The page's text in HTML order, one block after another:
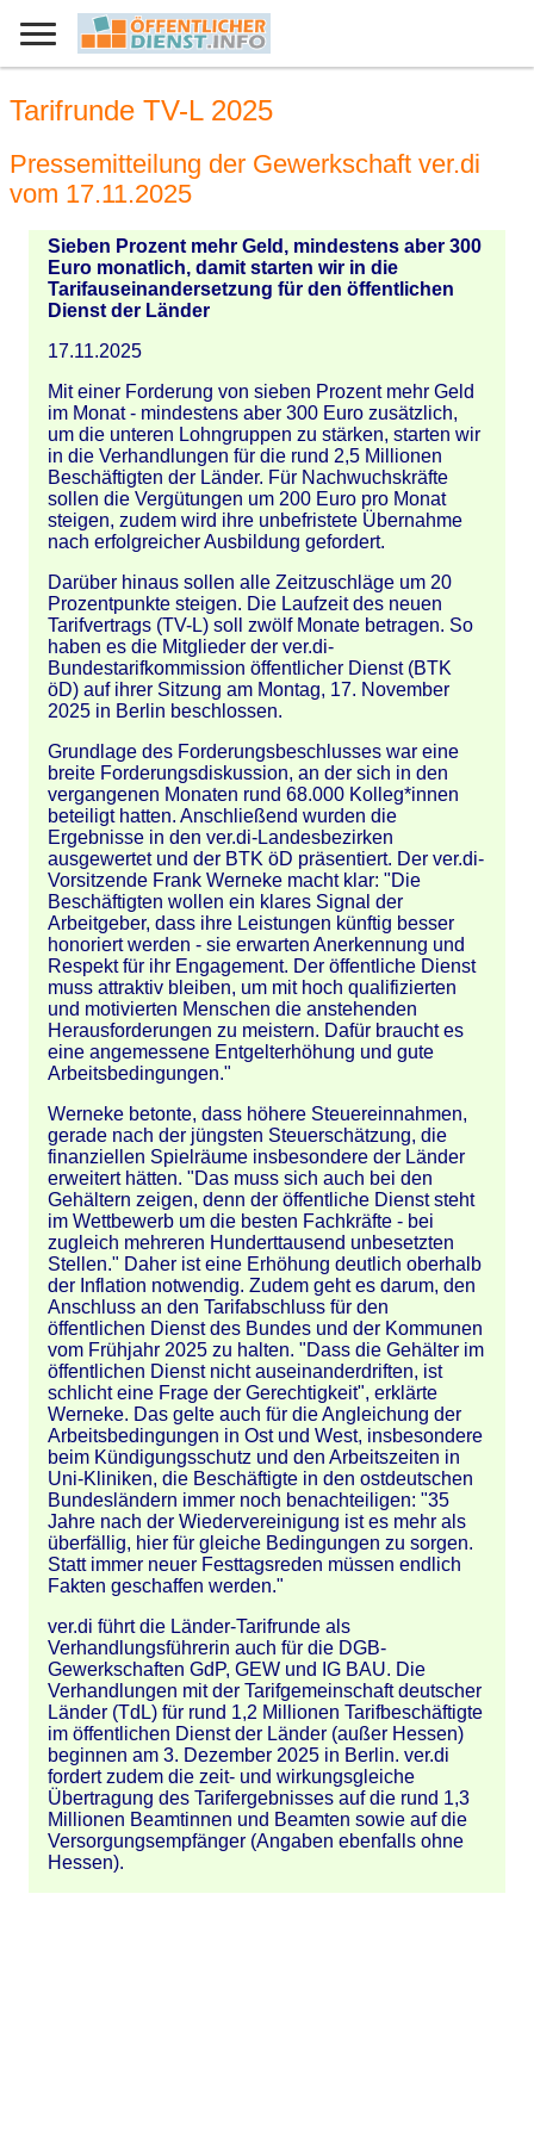
Tarifrunde TV-L 2025
Pressemitteilung der Gewerkschaft ver.di
vom 17.11.2025
Sieben Prozent mehr Geld, mindestens aber 300
Euro monatlich, damit starten wir in die
Tarifauseinandersetzung für den öffentlichen
Dienst der Länder
17.11.2025
Mit einer Forderung von sieben Prozent mehr Geld
im Monat - mindestens aber 300 Euro zusätzlich,
um die unteren Lohngruppen zu stärken, starten wir
in die Verhandlungen für die rund 2,5 Millionen
Beschäftigten der Länder. Für Nachwuchskräfte
sollen die Vergütungen um 200 Euro pro Monat
steigen, zudem wird ihre unbefristete Übernahme
nach erfolgreicher Ausbildung gefordert.
Darüber hinaus sollen alle Zeitzuschläge um 20
Prozentpunkte steigen. Die Laufzeit des neuen
Tarifvertrags (TV-L) soll zwölf Monate betragen. So
haben es die Mitglieder der ver.di-
Bundestarifkommission öffentlicher Dienst (BTK
öD) auf ihrer Sitzung am Montag, 17. November
2025 in Berlin beschlossen.
Grundlage des Forderungsbeschlusses war eine
breite Forderungsdiskussion, an der sich in den
vergangenen Monaten rund 68.000 Kolleg*innen
beteiligt hatten. Anschließend wurden die
Ergebnisse in den ver.di-Landesbezirken
ausgewertet und der BTK öD präsentiert. Der ver.di-
Vorsitzende Frank Werneke macht klar: "Die
Beschäftigten wollen ein klares Signal der
Arbeitgeber, dass ihre Leistungen künftig besser
honoriert werden - sie erwarten Anerkennung und
Respekt für ihr Engagement. Der öffentliche Dienst
muss attraktiv bleiben, um mit hoch qualifizierten
und motivierten Menschen die anstehenden
Herausforderungen zu meistern. Dafür braucht es
eine angemessene Entgelterhöhung und gute
Arbeitsbedingungen."
Werneke betonte, dass höhere Steuereinnahmen,
gerade nach der jüngsten Steuerschätzung, die
finanziellen Spielräume insbesondere der Länder
erweitert hätten. "Das muss sich auch bei den
Gehältern zeigen, denn der öffentliche Dienst steht
im Wettbewerb um die besten Fachkräfte - bei
zugleich mehreren Hunderttausend unbesetzten
Stellen." Daher ist eine Erhöhung deutlich oberhalb
der Inflation notwendig. Zudem geht es darum, den
Anschluss an den Tarifabschluss für den
öffentlichen Dienst des Bundes und der Kommunen
vom Frühjahr 2025 zu halten. "Dass die Gehälter im
öffentlichen Dienst nicht auseinanderdriften, ist
schlicht eine Frage der Gerechtigkeit", erklärte
Werneke. Das gelte auch für die Angleichung der
Arbeitsbedingungen in Ost und West, insbesondere
beim Kündigungsschutz und den Arbeitszeiten in
Uni-Kliniken, die Beschäftigte in den ostdeutschen
Bundesländern immer noch benachteiligen: "35
Jahre nach der Wiedervereinigung ist es mehr als
überfällig, hier für gleiche Bedingungen zu sorgen.
Statt immer neuer Festtagsreden müssen endlich
Fakten geschaffen werden."
ver.di führt die Länder-Tarifrunde als
Verhandlungsführerin auch für die DGB-
Gewerkschaften GdP, GEW und IG BAU. Die
Verhandlungen mit der Tarifgemeinschaft deutscher
Länder (TdL) für rund 1,2 Millionen Tarifbeschäftigte
im öffentlichen Dienst der Länder (außer Hessen)
beginnen am 3. Dezember 2025 in Berlin. ver.di
fordert zudem die zeit- und wirkungsgleiche
Übertragung des Tarifergebnisses auf die rund 1,3
Millionen Beamtinnen und Beamten sowie auf die
Versorgungsempfänger (Angaben ebenfalls ohne
Hessen).